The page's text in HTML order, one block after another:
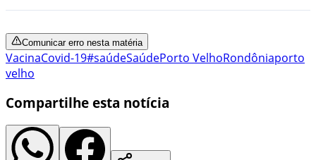
Comunicar erro nesta matéria
VacinaCovid-19#saúdeSaúdePorto VelhoRondôniaporto
velho
Compartilhe esta notícia